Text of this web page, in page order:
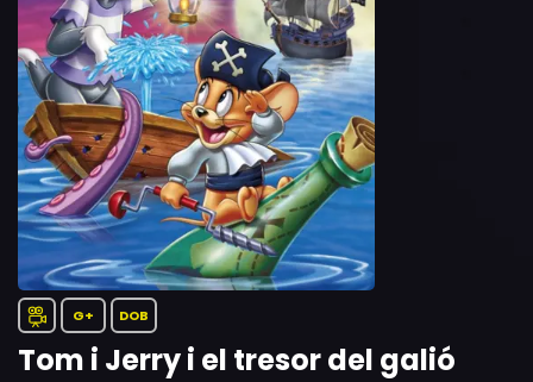
G+ DOB
Tom i Jerry i el tresor del galió